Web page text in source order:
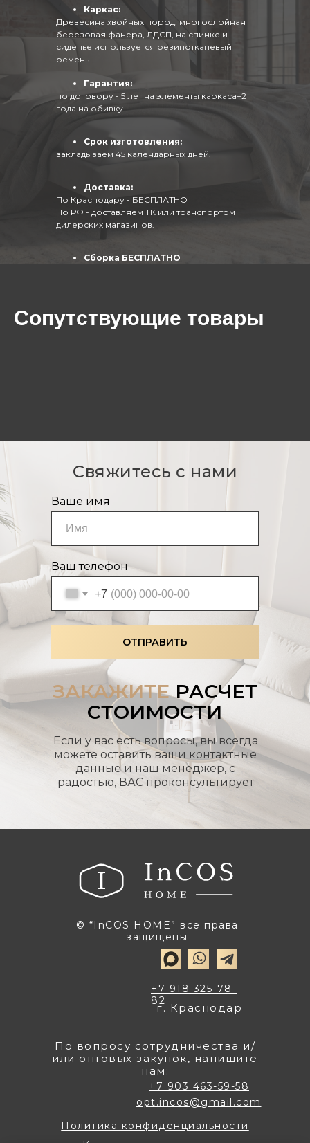
Каркас:
Древесина хвойных пород, многослойная
березовая фанера, ЛДСП, на спинке и
сиденье используется резинотканевый
ремень.
Гарантия:
по договору - 5 лет на элементы каркаса+2
года на обивку.
Срок изготовления:
закладываем 45 календарных дней.
Доставка:
По Краснодару - БЕСПЛАТНО
По РФ - доставляем ТК или транспортом
дилерских магазинов.
Сборка БЕСПЛАТНО
Сопутствующие товары
Ваше имя
Ваш телефон
+7
ОТПРАВИТЬ
Свяжитесь с нами
ЗАКАЖИТЕРАСЧЕТ
СТОИМОСТИ
Если у вас есть вопросы, вы всегда
можете оставить ваши контактные
данные и наш менеджер, с
радостью, ВАС проконсультирует
г. Краснодар
© “InCOS HOME” все права
защищены
Политика конфиденциальности
+7 918 325-78-
82
+7 903 463-59-58
По вопросу сотрудничества и/
или оптовых закупок, напишите
нам:
opt.incos@gmail.com